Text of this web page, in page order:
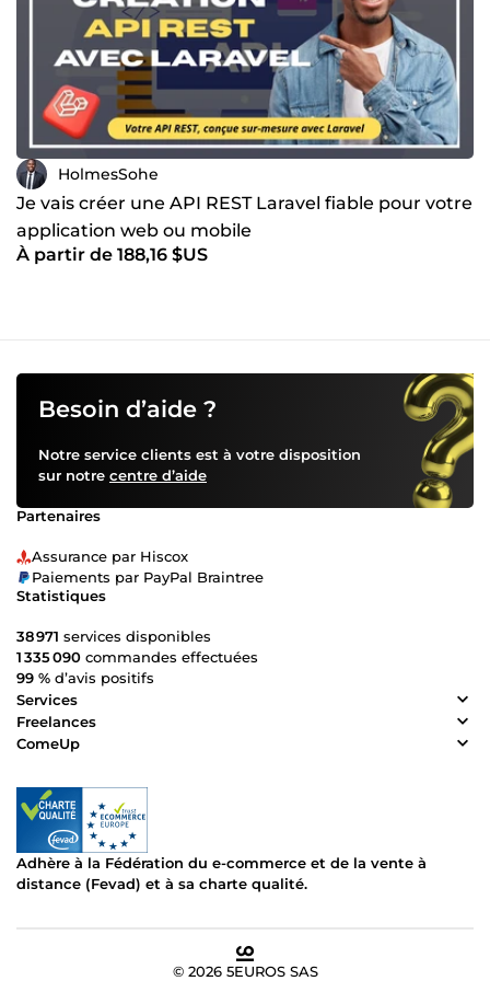
Communication claire et suivi régulier Respect des délais
et des engagements Solutions adaptées à votre budget
Mon objectif : vous aider à développer votre présence en
ligne et à gagner en efficacité grâce à des outils
performants. N’hésitez pas à me contacter pour discuter
de votre projet !
HolmesSohe
Je vais créer une API REST Laravel fiable pour votre
application web ou mobile
À partir de 188,16 $US
Besoin d’aide ?
Notre service clients est à votre disposition
sur notre centre d’aide
Partenaires
Assurance par Hiscox
Paiements par PayPal Braintree
Statistiques
38 971 services disponibles
1 335 090 commandes effectuées
99 % d’avis positifs
Services
Freelances
ComeUp
Adhère à la Fédération du e-commerce et de la vente à
distance (Fevad) et à sa charte qualité.
© 2026 5EUROS SAS